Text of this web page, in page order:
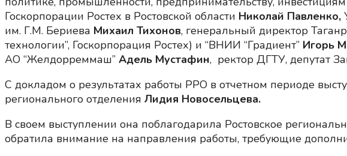
Госкорпорации Ростех в Ростовской области Николай Павленко,
им. Г.М. Бериева Михаил Тихонов, генеральный директор
технологии”, Госкорпорация Ростех) и “ВНИИ “Градиент” Игорь
АО “Желдорреммаш” Адель Мустафин, ректор ДГТУ, депутат
С докладом о результатах работы РРО в отчетном периоде
регионального отделения Лидия Новосельцева.
В своем выступлении она поблагодарила Ростовское
обратила внимание на направления работы, требующие